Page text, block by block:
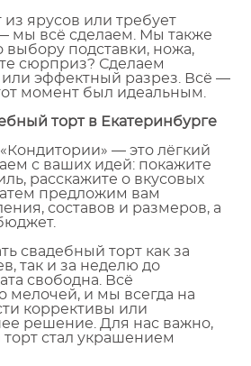
из ярусов или требует
мы всё сделаем. Мы также
выбору подставки, ножа,
сюрприз? Сделаем
эффектный разрез. Всё —
момент был идеальным.
торт в Екатеринбурге
— это лёгкий
с ваших идей: покажите
расскажите о вкусовых
предложим вам
составов и размеров, а
свадебный торт как за
так и за неделю до
свободна. Всё
мелочей, и мы всегда на
коррективы или
решение. Для нас важно,
стал украшением